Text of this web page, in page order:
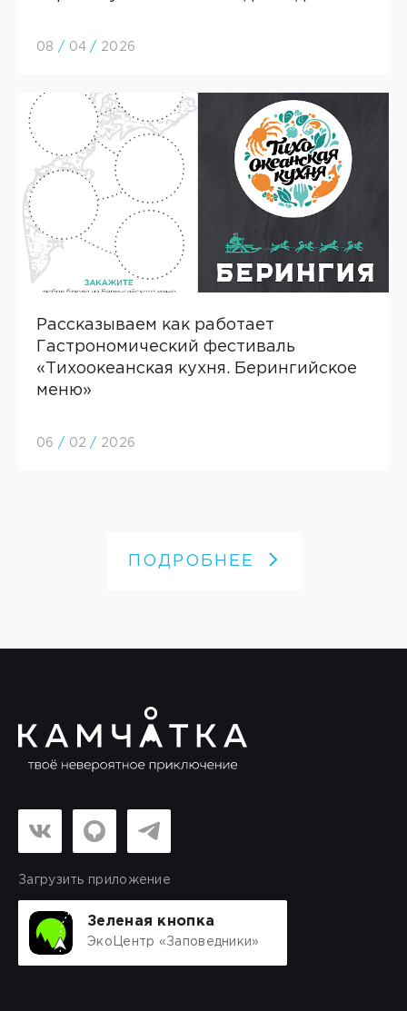
08 / 04 / 2026
Рассказываем как работает
Гастрономический фестиваль
«Тихоокеанская кухня. Берингийское
меню»
06 / 02 / 2026
ПОДРОБНЕЕ
Загрузить приложение
Зеленая кнопка
ЭкоЦентр «Заповедники»